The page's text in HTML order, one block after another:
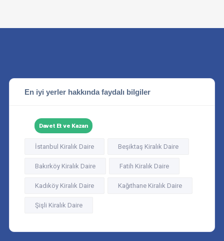
En iyi yerler hakkında faydalı bilgiler
Davet Et ve Kazan
İstanbul Kiralık Daire Beşiktaş Kiralık Daire
Bakırköy Kiralık Daire Fatih Kiralık Daire
Kadıköy Kiralık Daire Kağıthane Kiralık Daire
Şişli Kiralık Daire